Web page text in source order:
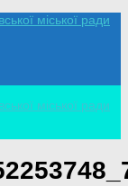
міської ради
міської ради